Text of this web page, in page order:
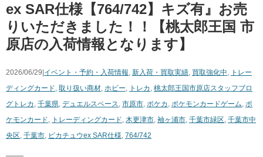
ex SAR仕様【764/742】キズ有』お売
りいただきました！！【桃太郎王国 市
原店の入荷情報となります】
2026/06/29| イベント・予約・入荷情報, 新入荷・買取実績, 買取強化中, トレー
ディングカード, 取り扱い商材, ホビー, トレカ , 桃太郎王国市原店スタッフブロ
グ トレカ , 千葉県, デュエルスペース, 市原市, ポケカ , ポケモンカードゲーム, ポ
ケモンカード, トレーディングカード, 木更津市, 袖ヶ浦市, 千葉市緑区, 千葉市中
央区, 千葉市, ピカチュウex SAR仕様, 764/742